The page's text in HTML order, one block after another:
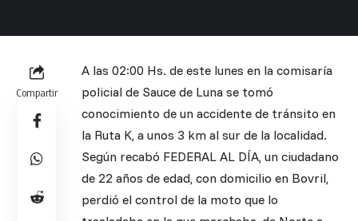
Compartir
A las 02:00 Hs. de este lunes en la comisaría
policial de Sauce de Luna se tomó
conocimiento de un accidente de tránsito en
la Ruta K, a unos 3 km al sur de la localidad.
Según recabó FEDERAL AL DÍA, un ciudadano
de 22 años de edad, con domicilio en Bovril,
perdió el control de la moto que lo